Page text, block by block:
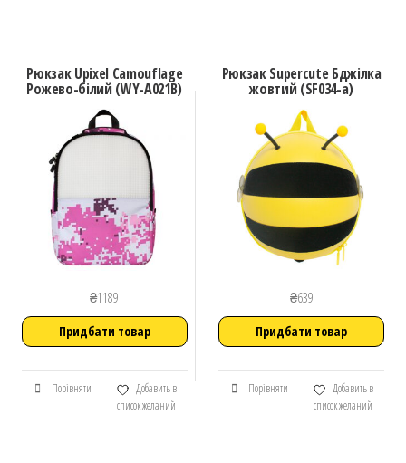
Рюкзак Upixel Camouflage
Рожево-білий (WY-A021B)
₴1189
Придбати товар
Порівняти
Добавить в
список желаний
Рюкзак Supercute Бджілка
жовтий (SF034-a)
₴639
Придбати товар
Порівняти
Добавить в
список желаний